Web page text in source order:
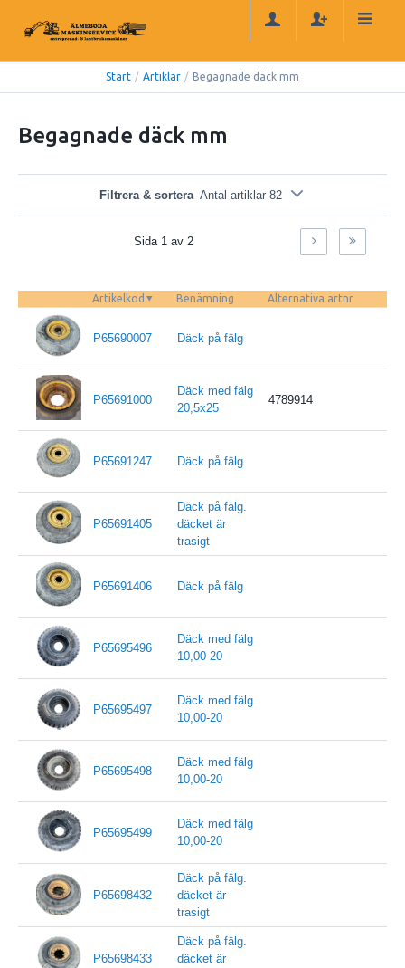
Start / Artiklar / Begagnade däck mm
Begagnade däck mm
Filtrera & sortera Antal artiklar 82
Sida 1 av 2
Artikelkod Benämning Alternativa artnr
P65690007 Däck på fälg
P65691000
Däck med fälg
20,5x25
4789914
P65691247 Däck på fälg
P65691405
Däck på fälg.
däcket är
trasigt
P65691406 Däck på fälg
P65695496
Däck med fälg
10,00-20
P65695497
Däck med fälg
10,00-20
P65695498
Däck med fälg
10,00-20
P65695499
Däck med fälg
10,00-20
P65698432
Däck på fälg.
däcket är
trasigt
P65698433
Däck på fälg.
däcket är